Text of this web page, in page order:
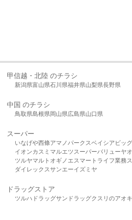
甲信越・北陸 のチラシ
新潟県富山県石川県福井県山梨県長野県
中国 のチラシ
鳥取県島根県岡山県広島県山口県
スーパー
いなげや西條アマノパークスベイシア ビッ
イオンカスミ マルエツスーパーバリューヤ
ツルヤマルト オギノ エスマート ライフ業務
ダイレックスサンエーイズミヤ
ドラッグストア
ツルハドラッグサンドラッグクスリのアオキ